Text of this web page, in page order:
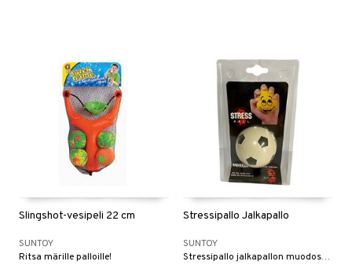
Slingshot-vesipeli 22 cm
SUNTOY
Ritsa märille palloille!
Stressipallo Jalkapallo
SUNTOY
Stressipallo jalkapallon muodossa!